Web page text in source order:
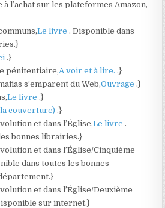
à l’achat sur les plateformes Amazon,
Le livre. Disponible dans
.}
pénitentiaire,A voir et à lire..}
s’emparent du Web,Ouvrage.}
Le livre.}
couverture).}
et dans l’Église,Le livre.
bonnes librairies.}
et dans l’Église/Cinquième
dans toutes les bonnes
et dans l’Église/Deuxième
sur internet.}